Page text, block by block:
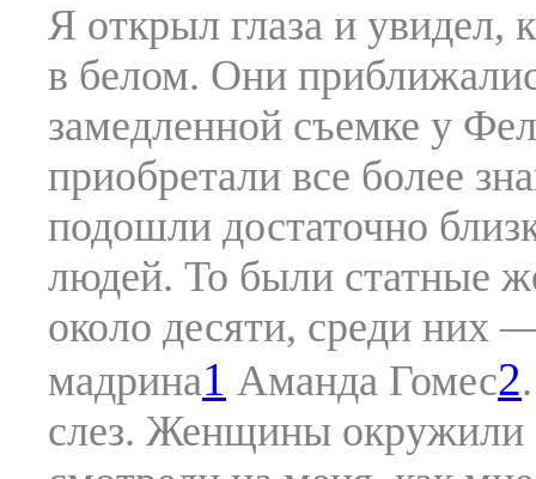
Я открыл глаза и увидел,
в белом. Они
замедленной съемке у
приобретали все более
подошли достаточно
людей. То были статные
около десяти, среди них
мадрина1 Аманда Гомес2
слез. Женщины окружили